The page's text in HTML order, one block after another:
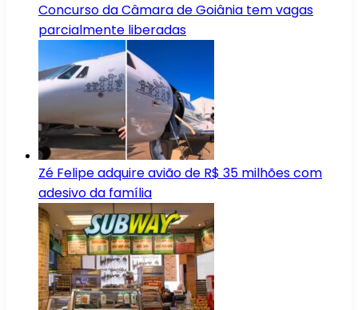
Concurso da Câmara de Goiânia tem vagas
parcialmente liberadas
Zé Felipe adquire avião de R$ 35 milhões com
adesivo da família